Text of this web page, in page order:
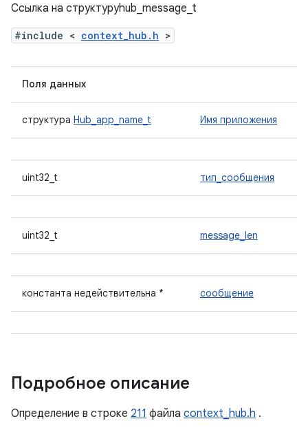
Ссылка на структуруhub_message_t
#include < context_hub.h >
Поля данных
структура Hub_app_name_t Имя приложения
uint32_t тип_сообщения
uint32_t message_len
константа недействительна * сообщение
Подробное описание
Определение в строке 211 файла context_hub.h .